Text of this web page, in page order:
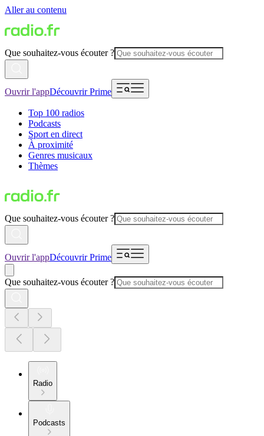
Aller au contenu
Que souhaitez-vous écouter ?
Ouvrir l'appDécouvrir Prime
Top 100 radios
Podcasts
Sport en direct
À proximité
Genres musicaux
Thèmes
Que souhaitez-vous écouter ?
Ouvrir l'appDécouvrir Prime
Que souhaitez-vous écouter ?
Radio
Podcasts